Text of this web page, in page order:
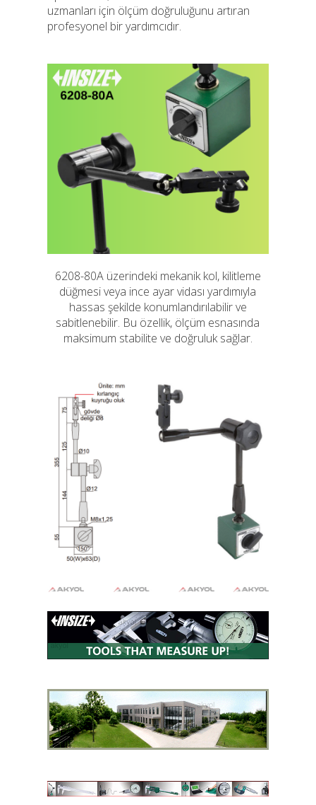
uzmanları için ölçüm doğruluğunu artıran
profesyonel bir yardımcıdır.
6208-80A üzerindeki mekanik kol, kilitleme
düğmesi veya ince ayar vidası yardımıyla
hassas şekilde konumlandırılabilir ve
sabitlenebilir. Bu özellik, ölçüm esnasında
maksimum stabilite ve doğruluk sağlar.